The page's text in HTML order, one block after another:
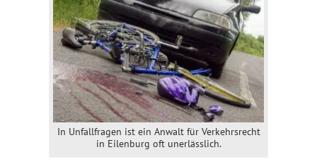
In Unfallfragen ist ein Anwalt für Verkehrsrecht
in Eilenburg oft unerlässlich.